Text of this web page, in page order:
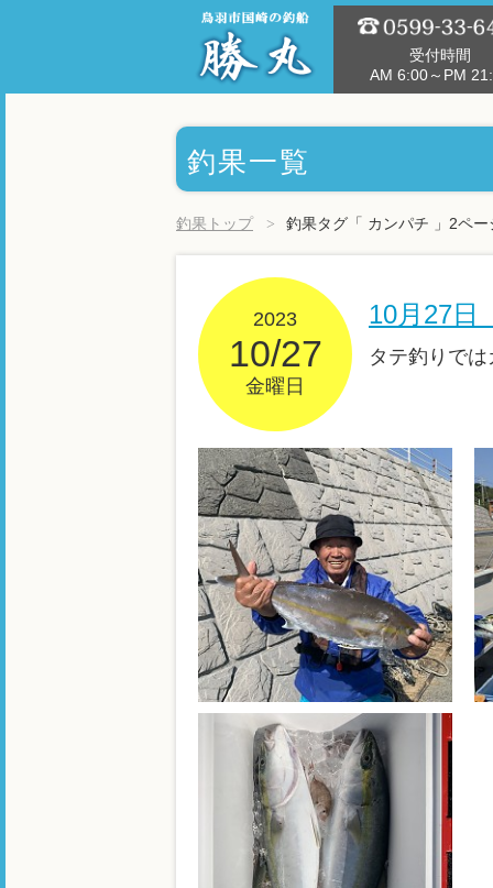
受付時間
AM 6:00～PM
釣果一覧
釣果トップ 釣果タグ「 カンパチ 」2ペー
2023
10/27
金曜日
10月27日
タテ釣りで